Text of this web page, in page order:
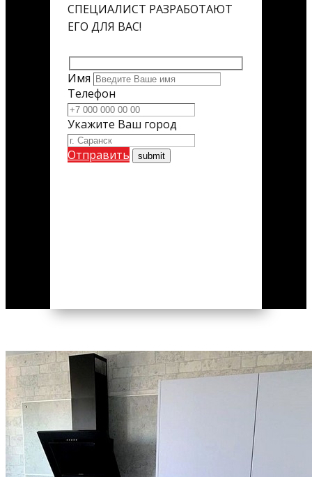
СПЕЦИАЛИСТ РАЗРАБОТАЮТ
ЕГО ДЛЯ ВАС!
Имя
Телефон
Укажите Ваш город
Отправить